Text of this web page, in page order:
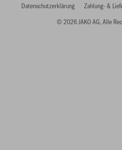
© 2026 JAKO AG, Alle
Datenschutzerklärung
Zahlung- &